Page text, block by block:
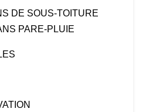
DE SOUS-TOITURE
PARE-PLUIE